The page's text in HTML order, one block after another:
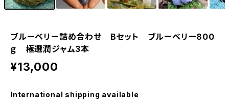
ブルーベリー詰め合わせ Bセット ブルーベリー800
ｇ 極選潤ジャム3本
¥13,000
International shipping available